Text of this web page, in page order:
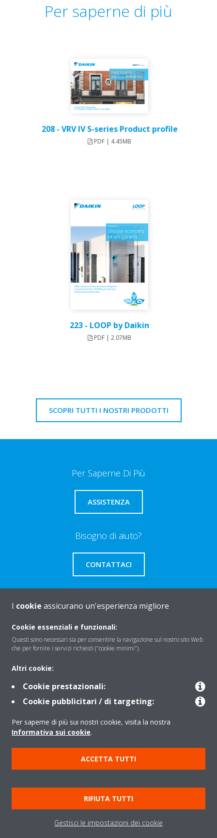
Per saperne di più
208 - VRV IV S-series Product profile
PDF | 4.45MB
223 - LOOP by Daikin
PDF | 2.07MB
SCOPRI TUTTI I NOSTRI PRODOTTI
Per Saperne Di Più
ASSISTENZA
Bisogno di aiuto?
CONTATTACI
About Daikin
Products
Copyright © Daikin
Note legali
Informativa sui cookie
Informativa sulla privacy
Etica aziendale
Data Act
I cookie assicurano un'esperienza migliore
Cookie essenziali e funzionali:
Questi sono necessari sia per consentire la navigazione sul nostro sito Web
che per fornire i servizi richiesti ("cookie minimi").
Altri cookie:
Cookie prestazionali:
Cookie pubblicitari / di targeting:
Per saperne di più sui nostri cookie, visita la nostra
Informativa sui cookie.
ACCETTA TUTTI
RIFIUTA TUTTI
Gestisci le impostazioni dei cookie